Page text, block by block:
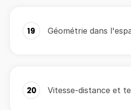
19 Géométrie dans
20 Vitesse-distance et